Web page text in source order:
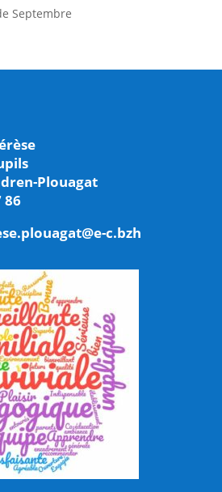
Septembre
Plouagat
86
c.bzh